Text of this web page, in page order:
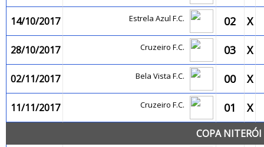
14/10/2017 Estrela Azul F.C. 02 X
28/10/2017 Cruzeiro F.C. 03 X
02/11/2017 Bela Vista F.C. 00 X
11/11/2017 Cruzeiro F.C. 01 X
COPA